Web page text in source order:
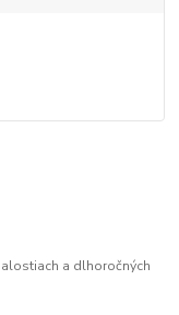
a dlhoročných